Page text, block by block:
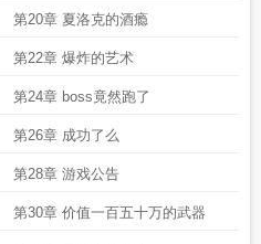
第20章 夏洛克的酒瘾
第22章 爆炸的艺术
第24章 boss竟然跑了
第26章 成功了么
第28章 游戏公告
第30章 价值一百五十万的武器